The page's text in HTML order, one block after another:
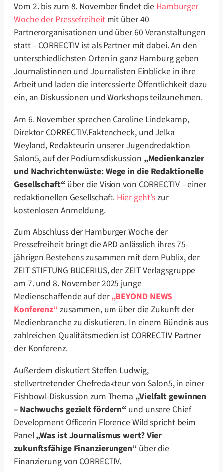
Vom 2. bis zum 8. November findet die Hamburger
Woche der Pressefreiheitmit über 40
Partnerorganisationen und über 60 Veranstaltungen
statt – CORRECTIV ist als Partner mit dabei. An den
unterschiedlichsten Orten in ganz Hamburg geben
Journalistinnen und Journalisten Einblicke in ihre
Arbeit und laden die interessierte Öffentlichkeit dazu
ein, an Diskussionen und Workshops teilzunehmen.
Am 6. November sprechen Caroline Lindekamp,
Direktor CORRECTIV.Faktencheck, und Jelka
Weyland, Redakteurin unserer Jugendredaktion
Salon5, auf der Podiumsdiskussion „Medienkanzler
und Nachrichtenwüste: Wege in die Redaktionelle
Gesellschaft“ über die Vision von CORRECTIV – einer
redaktionellen Gesellschaft. Hier geht’szur
kostenlosen Anmeldung.
Zum Abschluss der Hamburger Woche der
Pressefreiheit bringt die ARD anlässlich ihres 75-
jährigen Bestehens zusammen mit dem Publix, der
ZEIT STIFTUNG BUCERIUS, der ZEIT Verlagsgruppe
am 7. und 8. November 2025 junge
Medienschaffende auf der „BEYOND NEWS
Konferenz“ zusammen, um über die Zukunft der
Medienbranche zu diskutieren. In einem Bündnis aus
zahlreichen Qualitätsmedien ist CORRECTIV Partner
der Konferenz.
Außerdem diskutiert Steffen Ludwig,
stellvertretender Chefredakteur von Salon5, in einer
Fishbowl-Diskussion zum Thema „Vielfalt gewinnen
– Nachwuchs gezielt fördern“ und unsere Chief
Development Officerin Florence Wild spricht beim
Panel„Was ist Journalismus wert? Vier
zukunftsfähige Finanzierungen“ über die
Finanzierung von CORRECTIV.